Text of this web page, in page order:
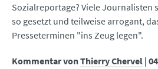
Sozialreportage? Viele Journalisten
so gesetzt und teilweise arrogant,
Presseterminen "ins Zeug legen".
Kommentar vonThierry Chervel |